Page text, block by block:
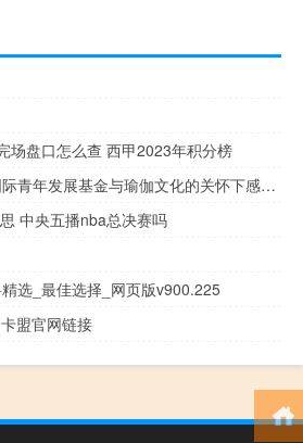
场盘口怎么查 西甲2023年积分榜
南德里原住民儿童在国际青年发展基金与瑜伽文化的关怀下感受温暖
中央五播nba总决赛吗
选_最佳选择_网页版v900.225
盟官网链接